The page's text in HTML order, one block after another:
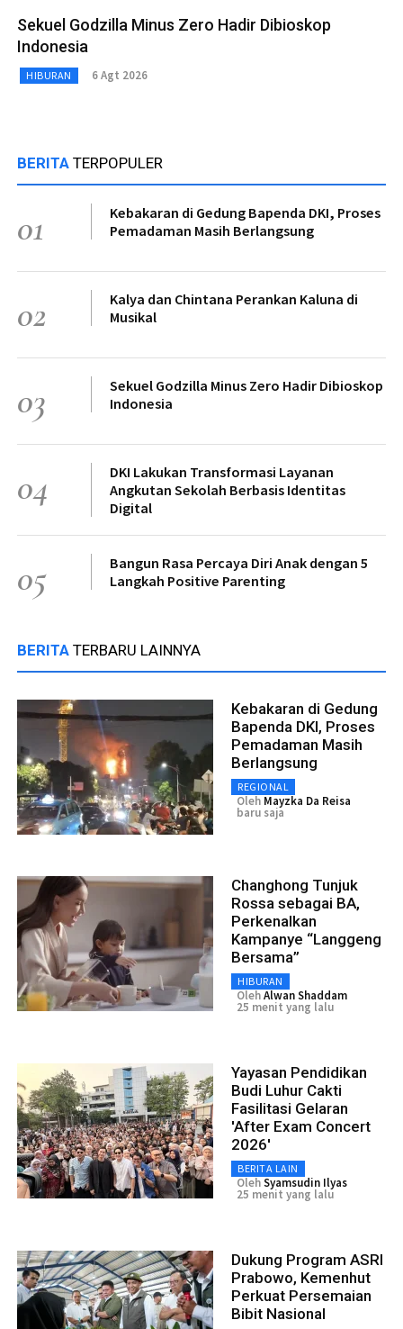
Sekuel Godzilla Minus Zero Hadir Dibioskop
Indonesia
HIBURAN 6 Agt 2026
BERITA TERPOPULER
01
Kebakaran di Gedung Bapenda DKI, Proses
Pemadaman Masih Berlangsung
02
Kalya dan Chintana Perankan Kaluna di
Musikal
03
Sekuel Godzilla Minus Zero Hadir Dibioskop
Indonesia
04
DKI Lakukan Transformasi Layanan
Angkutan Sekolah Berbasis Identitas
Digital
05
Bangun Rasa Percaya Diri Anak dengan 5
Langkah Positive Parenting
BERITA TERBARU LAINNYA
Kebakaran di Gedung
Bapenda DKI, Proses
Pemadaman Masih
Berlangsung
REGIONAL
Oleh Mayzka Da Reisa
baru saja
Changhong Tunjuk
Rossa sebagai BA,
Perkenalkan
Kampanye “Langgeng
Bersama”
HIBURAN
OlehAlwan Shaddam
25 menit yang lalu
Yayasan Pendidikan
Budi Luhur Cakti
Fasilitasi Gelaran
'After Exam Concert
2026'
BERITA LAIN
OlehSyamsudin Ilyas
25 menit yang lalu
Dukung Program ASRI
Prabowo, Kemenhut
Perkuat Persemaian
Bibit Nasional